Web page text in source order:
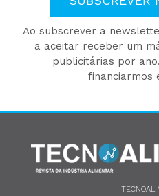
Ao subscrever a
a aceitar receber um
publicitárias por
financiarmos